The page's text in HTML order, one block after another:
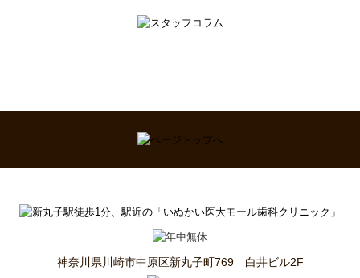
神奈川県川崎市中原区新丸子町769 白井ビル2F